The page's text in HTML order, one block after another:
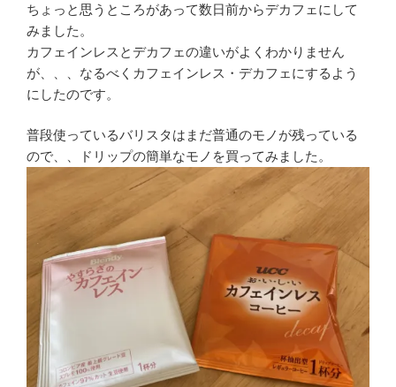
ちょっと思うところがあって数日前からデカフェにして
みました。
カフェインレスとデカフェの違いがよくわかりません
が、、、なるべくカフェインレス・デカフェにするよう
にしたのです。
普段使っているバリスタはまだ普通のモノが残っている
ので、、ドリップの簡単なモノを買ってみました。